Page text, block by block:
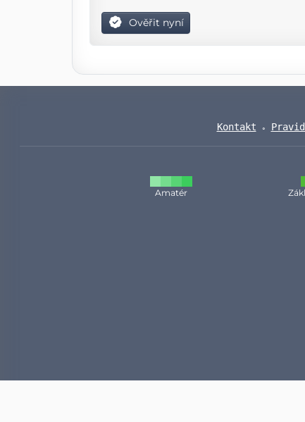
Ověřit nyní
Kontakt
Amatér